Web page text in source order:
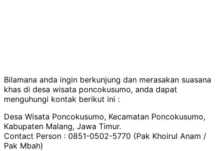
Bilamana anda ingin berkunjung dan merasakan suasana
khas di desa wisata poncokusumo, anda dapat
menguhungi kontak berikut ini :
Desa Wisata Poncokusumo, Kecamatan Poncokusumo,
Kabupaten Malang, Jawa Timur.
Contact Person : 0851-0502-5770 (Pak Khoirul Anam /
Pak Mbah)